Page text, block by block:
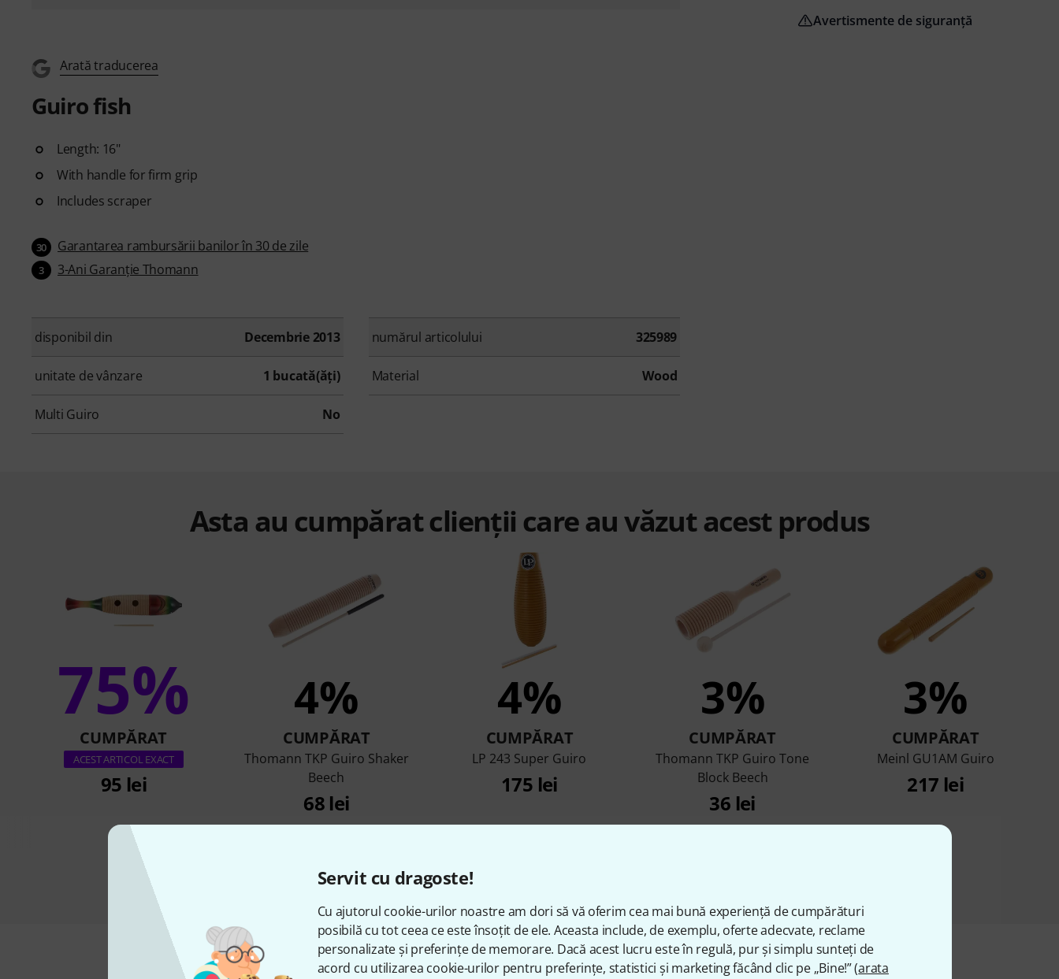
Servit cu dragoste!
Cu ajutorul cookie-urilor noastre am dori să vă oferim cea mai bună experiență de cumpărături
posibilă cu tot ceea ce este însoțit de ele. Aceasta include, de exemplu, oferte adecvate, reclame
personalizate și preferințe de memorare. Dacă acest lucru este în regulă, pur și simplu sunteți de
acord cu utilizarea cookie-urilor pentru preferințe, statistici și marketing făcând clic pe „Bine!” (arata
Arată traducerea
Guiro fish
Length: 16"
With handle for firm grip
Includes scraper
30 Garantarea rambursării banilor în 30 de zile
3 3-Ani Garanţie Thomann
disponibil din Decembrie 2013 numărul articolului 325989
unitate de vânzare 1 bucată(ăţi) Material Wood
Multi Guiro No
Avertismente de siguranță
Asta au cumpărat clienții care au văzut acest produs
75%
CUMPĂRAT
ACEST ARTICOL EXACT
95 lei
4%
CUMPĂRAT
Thomann TKP Guiro Shaker
Beech
68 lei
4%
CUMPĂRAT
LP 243 Super Guiro
175 lei
3%
CUMPĂRAT
Thomann TKP Guiro Tone
Block Beech
36 lei
3%
CUMPĂRAT
Meinl GU1AM Guiro
217 lei